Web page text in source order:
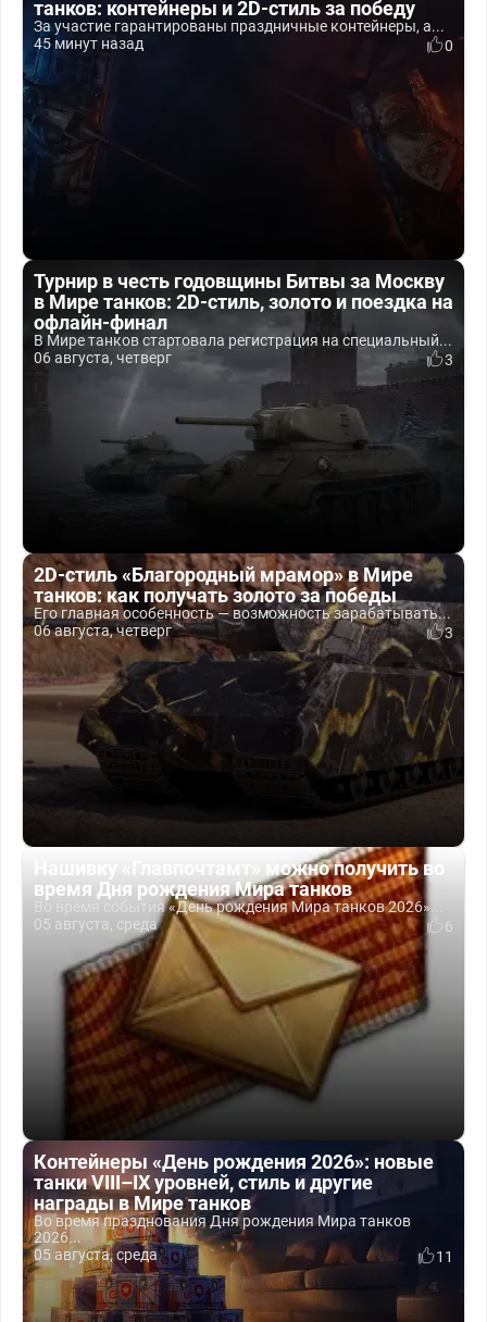
танков: контейнеры и 2D-стиль за победу
За участие гарантированы праздничные контейнеры, а...
45 минут назад
0
Турнир в честь годовщины Битвы за Москву
в Мире танков: 2D-стиль, золото и поездка на
офлайн-финал
В Мире танков стартовала регистрация на специальный...
06 августа, четверг
3
2D-стиль «Благородный мрамор» в Мире
танков: как получать золото за победы
Его главная особенность — возможность зарабатывать...
06 августа, четверг
3
Нашивку «Главпочтамт» можно получить во
время Дня рождения Мира танков
Во время события «День рождения Мира танков 2026»...
05 августа, среда
6
Контейнеры «День рождения 2026»: новые
танки VIII–IX уровней, стиль и другие
награды в Мире танков
Во время празднования Дня рождения Мира танков
2026...
05 августа, среда
11